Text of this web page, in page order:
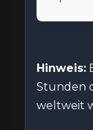
Hinweis:
Stunden
weltweit